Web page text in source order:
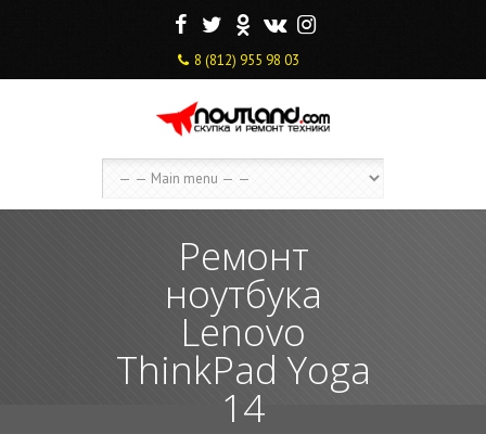
F T O V I
8 (812) 955 98 03
Ремонт
ноутбука
Lenovo
ThinkPad Yoga
14